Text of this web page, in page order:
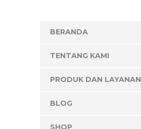
BERANDA
TENTANG KAMI
PRODUK DAN LAYANAN
BLOG
SHOP